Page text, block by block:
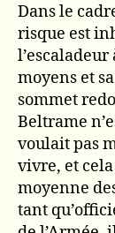
Dans le
risque est
moyens et
sommet
Beltrame
voulait pas
vivre, et
moyenne
tant